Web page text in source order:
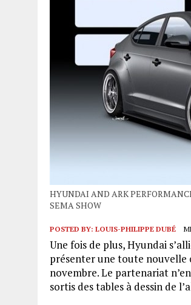
HYUNDAI AND ARK
SEMA SHOW
POSTED BY: LOUIS-PHILIPPE DUBÉ
Une fois de plus, Hyundai
présenter une toute nouvelle
novembre. Le partenariat
sortis des tables à dessin de